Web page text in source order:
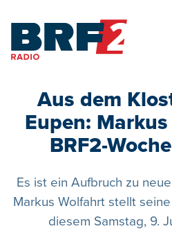
Aus dem
Eupen:
BRF2-
Es ist ein Aufbruch zu
Markus Wolfahrt stellt
diesem Samstag, 9.